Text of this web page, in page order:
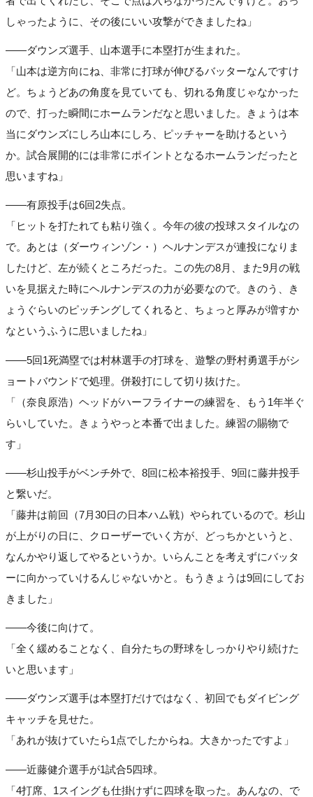
しゃったように、その後にいい攻撃ができましたね」
――ダウンズ選手、山本選手に本塁打が生まれた。
「山本は逆方向にね、非常に打球が伸びるバッターなんですけ
ど。ちょうどあの角度を見ていても、切れる角度じゃなかった
ので、打った瞬間にホームランだなと思いました。きょうは本
当にダウンズにしろ山本にしろ、ピッチャーを助けるという
か。試合展開的には非常にポイントとなるホームランだったと
思いますね」
――有原投手は6回2失点。
「ヒットを打たれても粘り強く。今年の彼の投球スタイルなの
で。あとは（ダーウィンゾン・）ヘルナンデスが連投になりま
したけど、左が続くところだった。この先の8月、また9月の戦
いを見据えた時にヘルナンデスの力が必要なので。きのう、き
ょうぐらいのピッチングしてくれると、ちょっと厚みが増すか
なというふうに思いましたね」
――5回1死満塁では村林選手の打球を、遊撃の野村勇選手がシ
ョートバウンドで処理。併殺打にして切り抜けた。
「（奈良原浩）ヘッドがハーフライナーの練習を、もう1年半ぐ
らいしていた。きょうやっと本番で出ました。練習の賜物で
す」
――杉山投手がベンチ外で、8回に松本裕投手、9回に藤井投手
と繋いだ。
「藤井は前回（7月30日の日本ハム戦）やられているので。杉山
が上がりの日に、クローザーでいく方が、どっちかというと、
なんかやり返してやるというか。いらんことを考えずにバッタ
ーに向かっていけるんじゃないかと。もうきょうは9回にしてお
きました」
――今後に向けて。
「全く緩めることなく、自分たちの野球をしっかりやり続けた
いと思います」
――ダウンズ選手は本塁打だけではなく、初回でもダイビング
キャッチを見せた。
「あれが抜けていたら1点でしたからね。大きかったですよ」
――近藤健介選手が1試合5四球。
「4打席、1スイングも仕掛けずに四球を取った。あんなの、で